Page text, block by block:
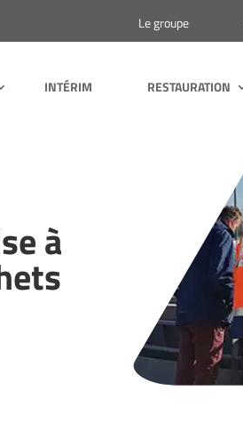
Le groupe
INTÉRIM RESTAURATION
à